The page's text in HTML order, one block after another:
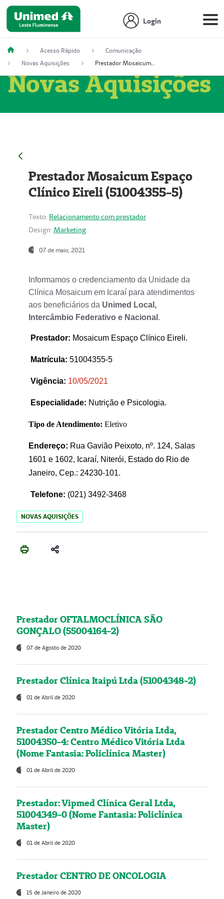
Login
Acesso Rápido
Comunicação
Novas Aquisições
Prestador Mosaicum Espaço Clínico Eireli (51004355-5)
Novas Aquisições
Prestador Mosaicum Espaço
Clínico Eireli (51004355-5)
Texto: Relacionamento com prestador
Design: Marketing
07 de maio, 2021
Informamos o credenciamento da Unidade da
Clínica Mosaicum em Icaraí para atendimentos
aos beneficiários da Unimed Local,
Intercâmbio Federativo e Nacional .
Prestador: Mosaicum Espaço Clínico Eireli.
Matrícula: 51004355-5
Vigência: 10/05/2021
Especialidade: Nutrição e Psicologia.
Tipo de Atendimento: Eletivo
Endereço: Rua Gavião Peixoto, nº. 124, Salas
1601 e 1602, Icaraí, Niterói, Estado do Rio de
Janeiro, Cep.: 24230-101.
Telefone: (021) 3492-3468
NOVAS AQUISIÇÕES
Prestador OFTALMOCLÍNICA SÃO
GONÇALO (55004164-2)
07 de Agosto de 2020
Prestador Clínica Itaipú Ltda (51004348-2)
01 de Abril de 2020
Prestador Centro Médico Vitória Ltda,
51004350-4: Centro Médico Vitória Ltda
(Nome Fantasia: Policlínica Master)
01 de Abril de 2020
Prestador: Vipmed Clínica Geral Ltda,
51004349-0 (Nome Fantasia: Policlínica
Master)
01 de Abril de 2020
Prestador CENTRO DE ONCOLOGIA
15 de Janeiro de 2020